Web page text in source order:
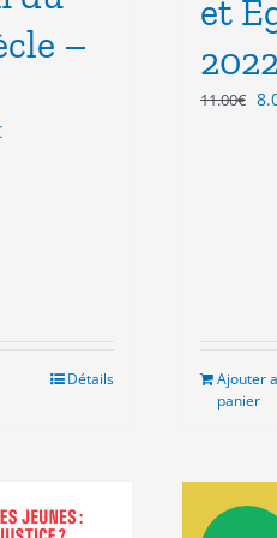
–
Le
Détails
et
2022
11.00€ Le
Ajouter
panier